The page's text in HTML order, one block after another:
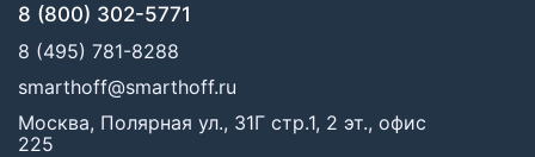
8 (800) 302-5771
8 (495) 781-8288
smarthoff@smarthoff.ru
Москва, Полярная ул., 31Г стр.1, 2 эт., офис
225